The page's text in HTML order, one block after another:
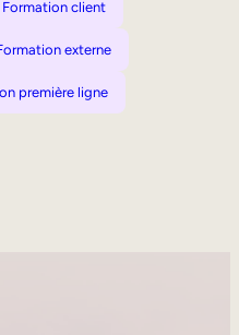
Formation client
externe
première ligne